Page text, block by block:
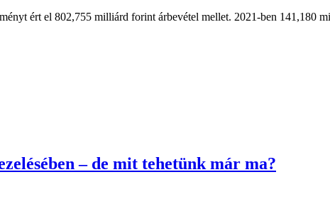
ért el 802,755 milliárd forint árbevétel mellet. 2021-ben 141,180
– de mit tehetünk már ma?